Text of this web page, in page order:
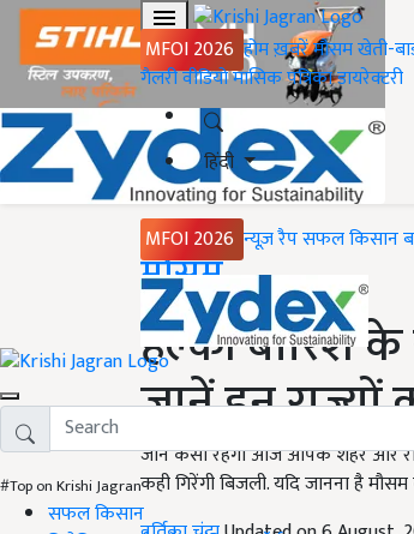
MFOI 2026 होमख़बरेंमौसमखेती-
गैलरीवीडियोमासिक पत्रिकाडायरेक्टरी
हिंदी
MFOI 2026 न्यूज़ रैपसफल किसान
#Top on Krishi Jagran
सफल किसान
Home
मौसम
हल्की बारिश
जानें इन राज्यों
जानें कैसा रहेगा आज आपके शहर और
कही गिरेंगी बिजली. यदि जानना है